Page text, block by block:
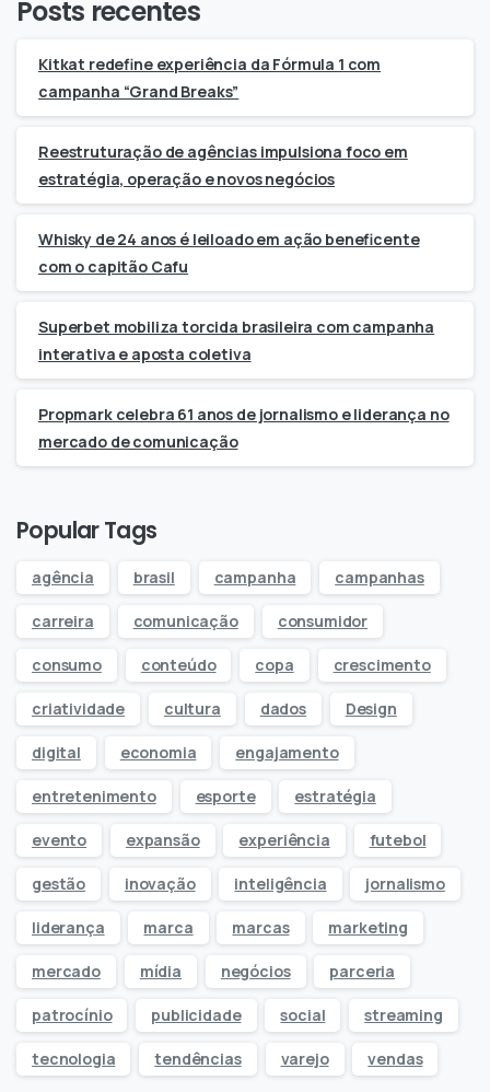
Posts recentes
Kitkat redefine experiência da Fórmula 1 com
campanha “Grand Breaks”
Reestruturação de agências impulsiona foco em
estratégia, operação e novos negócios
Whisky de 24 anos é leiloado em ação beneficente
com o capitão Cafu
Superbet mobiliza torcida brasileira com campanha
interativa e aposta coletiva
Propmark celebra 61 anos de jornalismo e liderança no
mercado de comunicação
Popular Tags
agência brasil campanha campanhas
carreira comunicação consumidor
consumo conteúdo copa crescimento
criatividade cultura dados Design
digital economia engajamento
entretenimento esporte estratégia
evento expansão experiência futebol
gestão inovação inteligência jornalismo
liderança marca marcas marketing
mercado mídia negócios parceria
patrocínio publicidade social streaming
tecnologia tendências varejo vendas